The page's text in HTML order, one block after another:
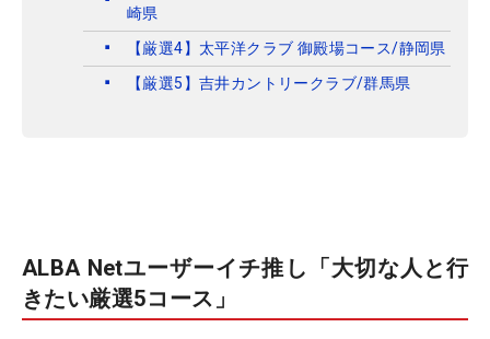
崎県
【厳選4】太平洋クラブ 御殿場コース/静岡県
【厳選5】吉井カントリークラブ/群馬県
ALBA Netユーザーイチ推し「大切な人と行
きたい厳選5コース」